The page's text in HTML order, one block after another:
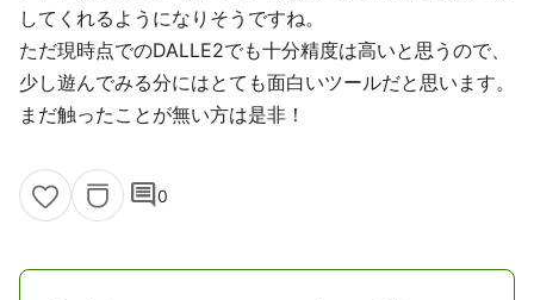
してくれるようになりそうですね。
ただ現時点でのDALLE2でも十分精度は高いと思うので、
少し遊んでみる分にはとても面白いツールだと思います。
まだ触ったことが無い方は是非！
comment0